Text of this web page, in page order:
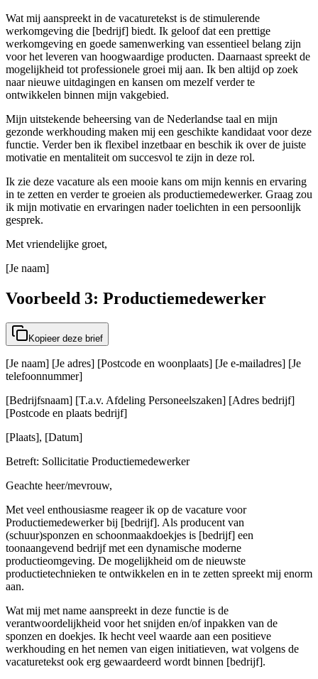
Wat mij aanspreekt in de vacaturetekst is de stimulerende
werkomgeving die [bedrijf] biedt. Ik geloof dat een prettige
werkomgeving en goede samenwerking van essentieel belang zijn
voor het leveren van hoogwaardige producten. Daarnaast spreekt de
mogelijkheid tot professionele groei mij aan. Ik ben altijd op zoek
naar nieuwe uitdagingen en kansen om mezelf verder te
ontwikkelen binnen mijn vakgebied.
Mijn uitstekende beheersing van de Nederlandse taal en mijn
gezonde werkhouding maken mij een geschikte kandidaat voor deze
functie. Verder ben ik flexibel inzetbaar en beschik ik over de juiste
motivatie en mentaliteit om succesvol te zijn in deze rol.
Ik zie deze vacature als een mooie kans om mijn kennis en ervaring
in te zetten en verder te groeien als productiemedewerker. Graag zou
ik mijn motivatie en ervaringen nader toelichten in een persoonlijk
gesprek.
Met vriendelijke groet,
[Je naam]
Voorbeeld 3: Productiemedewerker
Kopieer deze brief
[Je naam] [Je adres] [Postcode en woonplaats] [Je e-mailadres] [Je
telefoonnummer]
[Bedrijfsnaam] [T.a.v. Afdeling Personeelszaken] [Adres bedrijf]
[Postcode en plaats bedrijf]
[Plaats], [Datum]
Betreft: Sollicitatie Productiemedewerker
Geachte heer/mevrouw,
Met veel enthousiasme reageer ik op de vacature voor
Productiemedewerker bij [bedrijf]. Als producent van
(schuur)sponzen en schoonmaakdoekjes is [bedrijf] een
toonaangevend bedrijf met een dynamische moderne
productieomgeving. De mogelijkheid om de nieuwste
productietechnieken te ontwikkelen en in te zetten spreekt mij enorm
aan.
Wat mij met name aanspreekt in deze functie is de
verantwoordelijkheid voor het snijden en/of inpakken van de
sponzen en doekjes. Ik hecht veel waarde aan een positieve
werkhouding en het nemen van eigen initiatieven, wat volgens de
vacaturetekst ook erg gewaardeerd wordt binnen [bedrijf].